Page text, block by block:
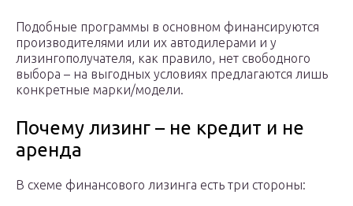
Подобные программы в основном финансируются
производителями или их автодилерами и у
лизингополучателя, как правило, нет свободного
выбора – на выгодных условиях предлагаются лишь
конкретные марки/модели.
Почему лизинг – не кредит и не
аренда
В схеме финансового лизинга есть три стороны: